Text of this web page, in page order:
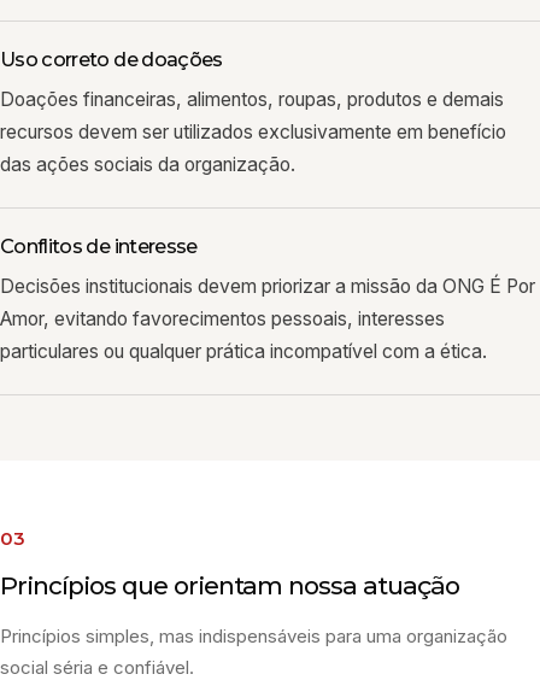
Uso correto de doações
Doações financeiras, alimentos, roupas, produtos e demais
recursos devem ser utilizados exclusivamente em benefício
das ações sociais da organização.
Conflitos de interesse
Decisões institucionais devem priorizar a missão da ONG É Por
Amor, evitando favorecimentos pessoais, interesses
particulares ou qualquer prática incompatível com a ética.
03
Princípios que orientam nossa atuação
Princípios simples, mas indispensáveis para uma organização
social séria e confiável.